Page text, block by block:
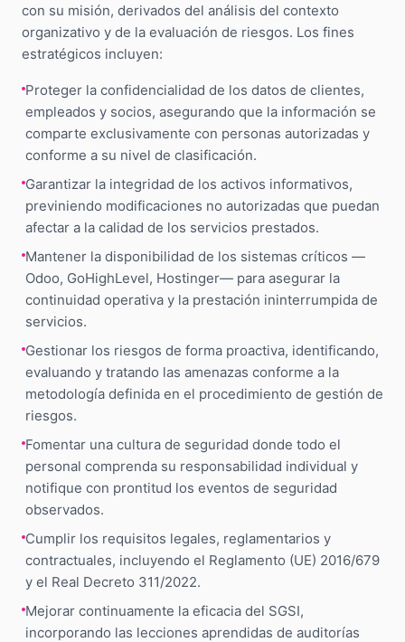
con su misión, derivados del análisis del contexto
organizativo y de la evaluación de riesgos. Los fines
estratégicos incluyen:
Proteger la confidencialidad de los datos de clientes,
empleados y socios, asegurando que la información se
comparte exclusivamente con personas autorizadas y
conforme a su nivel de clasificación.
Garantizar la integridad de los activos informativos,
previniendo modificaciones no autorizadas que puedan
afectar a la calidad de los servicios prestados.
Mantener la disponibilidad de los sistemas críticos —
Odoo, GoHighLevel, Hostinger— para asegurar la
continuidad operativa y la prestación ininterrumpida de
servicios.
Gestionar los riesgos de forma proactiva, identificando,
evaluando y tratando las amenazas conforme a la
metodología definida en el procedimiento de gestión de
riesgos.
Fomentar una cultura de seguridad donde todo el
personal comprenda su responsabilidad individual y
notifique con prontitud los eventos de seguridad
observados.
Cumplir los requisitos legales, reglamentarios y
contractuales, incluyendo el Reglamento (UE) 2016/679
y el Real Decreto 311/2022.
Mejorar continuamente la eficacia del SGSI,
incorporando las lecciones aprendidas de auditorías